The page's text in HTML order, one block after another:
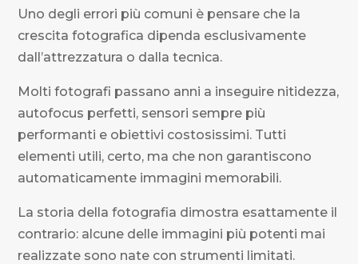
Uno degli errori più comuni è pensare che la
crescita fotografica dipenda esclusivamente
dall’attrezzatura o dalla tecnica.
Molti fotografi passano anni a inseguire nitidezza,
autofocus perfetti, sensori sempre più
performanti e obiettivi costosissimi. Tutti
elementi utili, certo, ma che non garantiscono
automaticamente immagini memorabili.
La storia della fotografia dimostra esattamente il
contrario: alcune delle immagini più potenti mai
realizzate sono nate con strumenti limitati.